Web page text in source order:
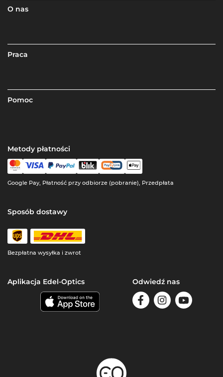
O nas
Praca
Pomoc
Metody płatności
Google Pay, Płatność przy odbiorze (pobranie), Przedpłata
Sposób dostawy
Bezpłatna wysyłka i zwrot
Aplikacja Edel-Optics Odwiedź nas